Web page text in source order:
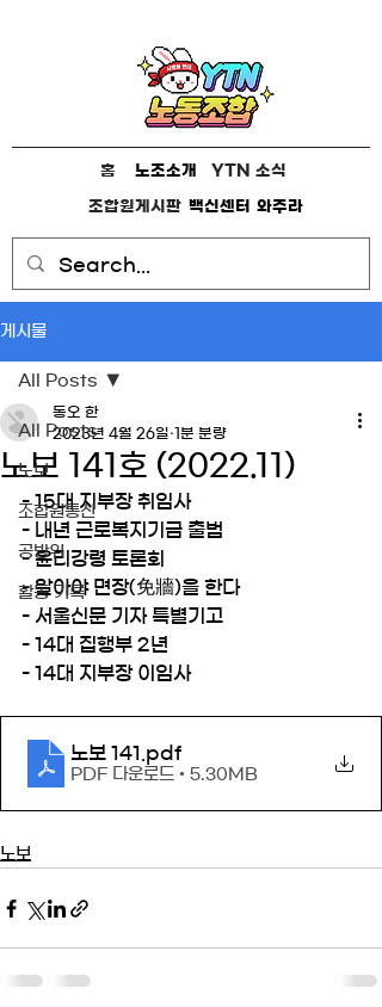
홈 YTN 소식
조합원게시판 와주라
백신센터
노조소개
게시물
All Posts
노보
조합원통신
공방위
활동 기록
All Posts
노보 141호 (2022.11)
동오 한
2023년 4월 26일 1분 분량
- 15대 지부장 취임사
- 내년 근로복지기금 출범
- 윤리강령 토론회
- 알아야 면장(免牆)을 한다
- 서울신문 기자 특별기고
- 14대 집행부 2년
- 14대 지부장 이임사
노보 141 .pdf
PDF 다운로드 • 5.30MB
노보